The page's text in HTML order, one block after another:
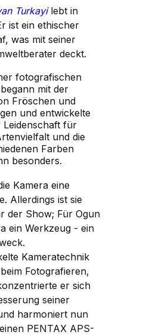
Turkayi lebt in
ist ein ethischer
was mit seiner
deckt.
fotografischen
mit der
Fröschen und
und entwickelte
Leidenschaft für
und die
Farben
besonders.
Kamera eine
Allerdings ist sie
der Show; Für Ogun
ein Werkzeug - ein
Kameratechnik
Fotografieren,
er sich
seiner
harmoniert nun
PENTAX APS-